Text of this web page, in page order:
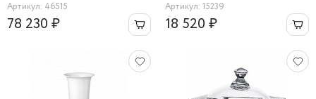
Артикул: 46515
78 230 ₽
Артикул: 15239
18 520 ₽